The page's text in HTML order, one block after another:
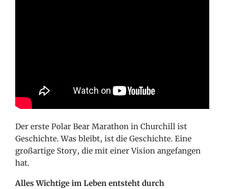
Der erste Polar Bear Marathon in Churchill ist
Geschichte. Was bleibt, ist die Geschichte. Eine
großartige Story, die mit einer Vision angefangen
hat.
Alles Wichtige im Leben entsteht durch